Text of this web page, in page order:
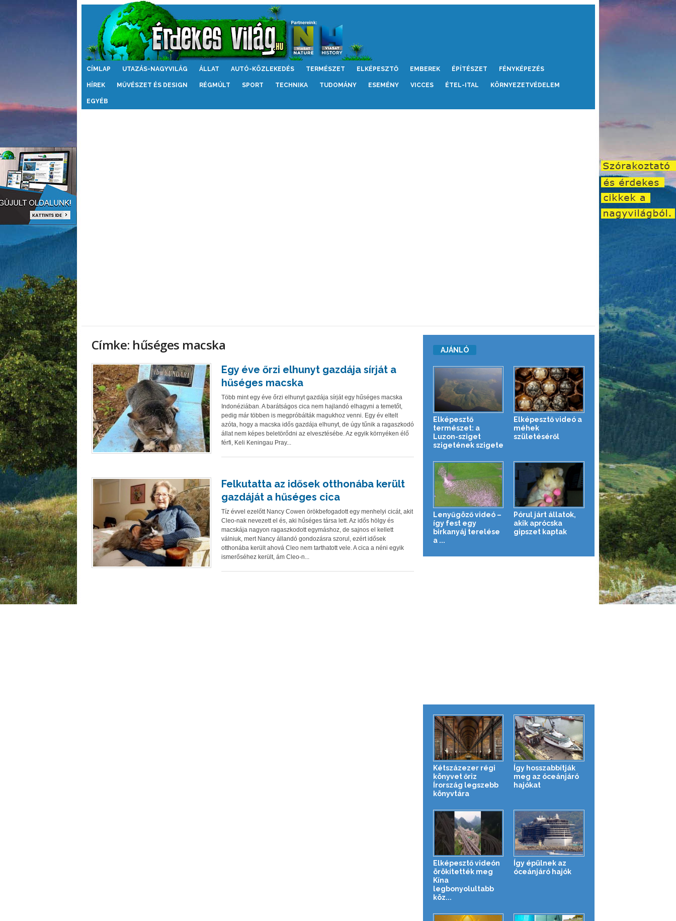
Érdekes
CÍMLAP UTAZÁS-NAGYVILÁG ÁLLAT AUTÓ-KÖZLEKEDÉS TERMÉSZET ELKÉPESZTŐ EMBEREK ÉPÍTÉSZET FÉNYKÉPEZÉS
HÍREK MŰVÉSZET ÉS DESIGN RÉGMÚLT SPORT TECHNIKA TUDOMÁNY ESEMÉNY VICCES ÉTEL-ITAL KÖRNYEZETVÉDELEM
EGYÉB
Címke: hűséges macska
Egy éve őrzi elhunyt gazdája sírját a
hűséges macska
Több mint egy éve őrzi elhunyt gazdája sírját egy hűséges macska
Indonéziában. A barátságos cica nem hajlandó elhagyni a temetőt,
pedig már többen is megpróbálták magukhoz venni. Egy év eltelt
azóta, hogy a macska idős gazdája elhunyt, de úgy tűnik a ragaszkodó
állat nem képes beletörődni az elvesztésébe. Az egyik környéken élő
férfi, Keli Keningau Pray...
Felkutatta az idősek otthonába került
gazdáját a hűséges cica
Tíz évvel ezelőtt Nancy Cowen örökbefogadott egy menhelyi cicát, akit
Cleo-nak nevezett el és, aki hűséges társa lett. Az idős hölgy és
macskája nagyon ragaszkodott egymáshoz, de sajnos el kellett
válniuk, mert Nancy állandó gondozásra szorul, ezért idősek
otthonába került ahová Cleo nem tarthatott vele. A cica a néni egyik
ismerőséhez került, ám Cleo-n...
AJÁNLÓ
Elképesztő
természet: a
Luzon-sziget
szigetének szigete
Elképesztő videó a
méhek
születéséről
Lenyűgöző videó –
így fest egy
birkanyáj terelése
a ...
Pórul járt állatok,
akik aprócska
gipszet kaptak
Kétszázezer régi
könyvet őriz
Írország legszebb
könyvtára
Így hosszabbítják
meg az óceánjáró
hajókat
Elképesztő videón
örökítették meg
Kína
legbonyolultabb
köz...
Így épülnek az
óceánjáró hajók